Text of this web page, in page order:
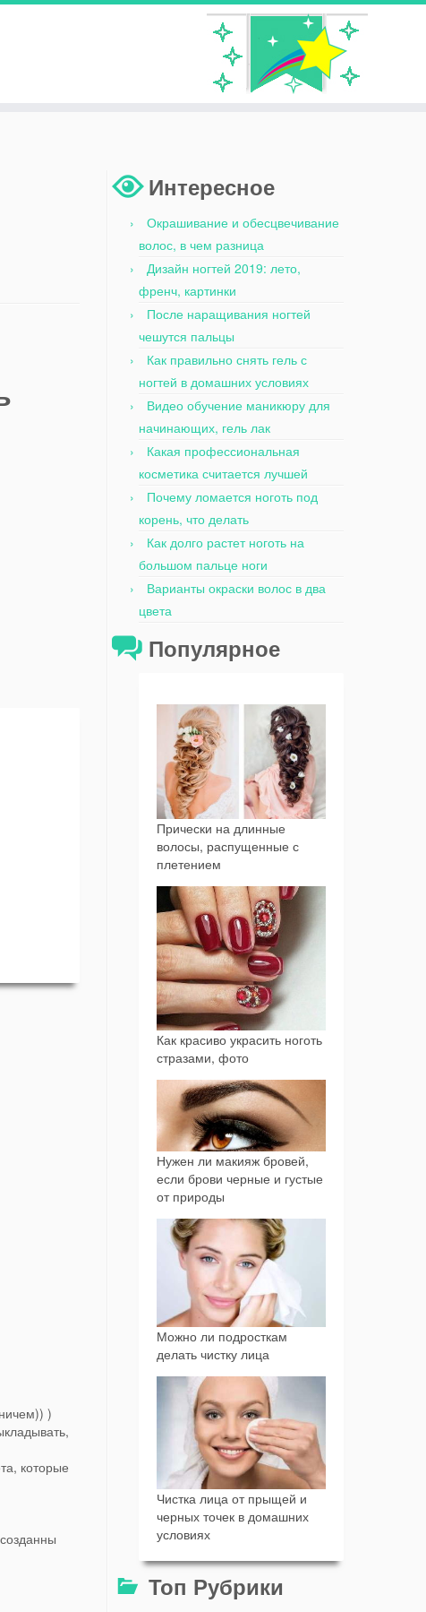
)
которые
Интересное
Окрашивание и обесцвечивание
волос, в чем разница
Дизайн ногтей 2019: лето,
френч, картинки
После наращивания ногтей
чешутся пальцы
Как правильно снять гель с
ногтей в домашних условиях
Видео обучение маникюру для
начинающих, гель лак
Какая профессиональная
косметика считается лучшей
Почему ломается ноготь под
корень, что делать
Как долго растет ноготь на
большом пальце ноги
Варианты окраски волос в два
цвета
Популярное
Прически на длинные
волосы, распущенные с
плетением
Как красиво украсить ноготь
стразами, фото
Нужен ли макияж бровей,
если брови черные и густые
от природы
Можно ли подросткам
делать чистку лица
Чистка лица от прыщей и
черных точек в домашних
условиях
Топ Рубрики